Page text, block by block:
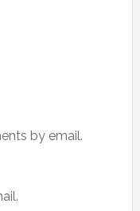
by email.